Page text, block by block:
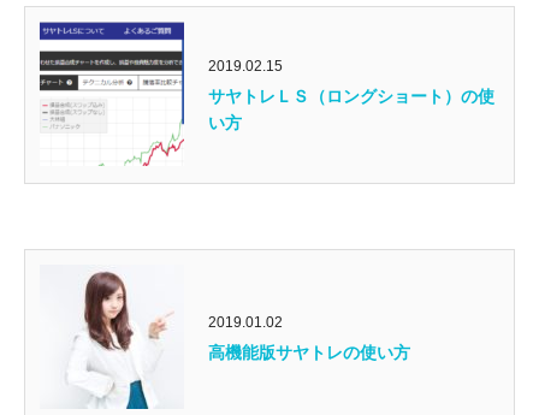
2019.02.15
サヤトレＬＳ（ロングショート）の使
い方
2019.01.02
高機能版サヤトレの使い方